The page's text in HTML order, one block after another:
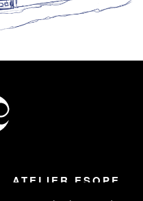
ATELIER ESOPE